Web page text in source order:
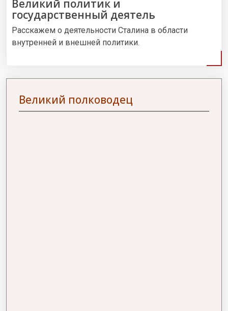
Великий политик и
государственный деятель
Расскажем о деятельности Сталина в области
внутренней и внешней политики.
Великий полководец